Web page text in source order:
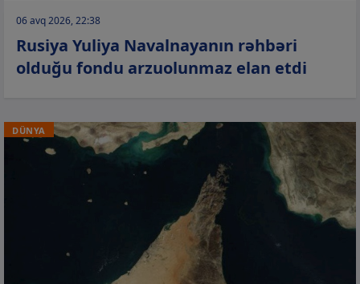
06 avq 2026, 22:38
Rusiya Yuliya Navalnayanın rəhbəri
olduğu fondu arzuolunmaz elan etdi
DÜNYA